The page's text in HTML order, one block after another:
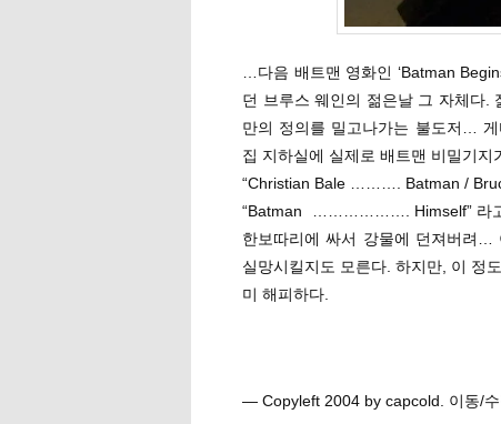
…다음 배트맨 영화인 ‘Batman
던 브루스 웨인의 젊은날 그 자체다.
만의 정의를 밀고나가는 불도저…
집 지하실에 실제로 배트맨 비밀기
“Christian Bale ………. Batman /
“Batman ………………. Himself” 라고
한보따리에 싸서 강물에 던져버려…
실망시킬지도 모른다. 하지만, 이 정
미 해피하다.
— Copyleft 2004 by capcold. 이동/